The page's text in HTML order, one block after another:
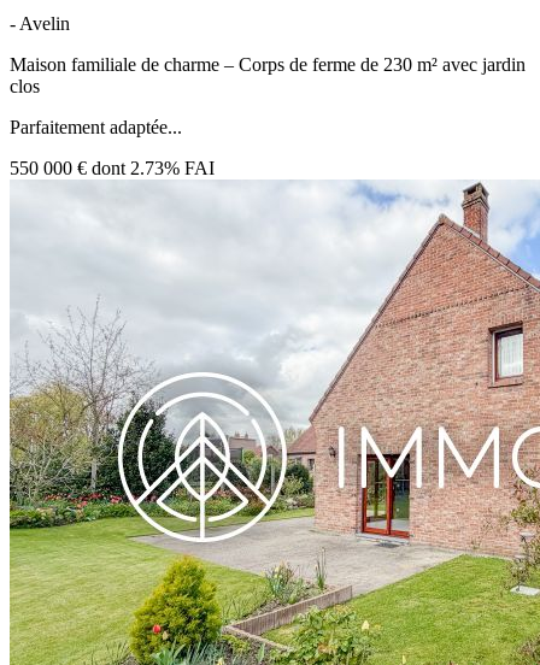
- Avelin
Maison familiale de charme – Corps de ferme de 230 m² avec jardin
clos
Parfaitement adaptée...
550 000 € dont 2.73% FAI